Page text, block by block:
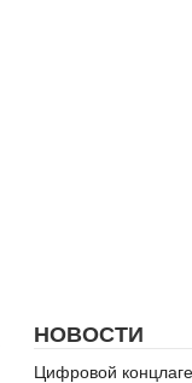
НОВОСТИ
Цифровой